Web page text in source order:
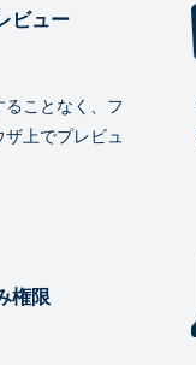
ビュー
ことなく、フ
上でプレビュ
権限